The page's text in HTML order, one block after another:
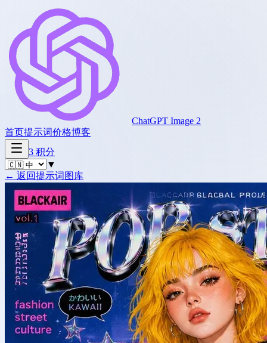
ChatGPT Image 2
首页提示词价格博客
3 积分
▼
← 返回提示词图库